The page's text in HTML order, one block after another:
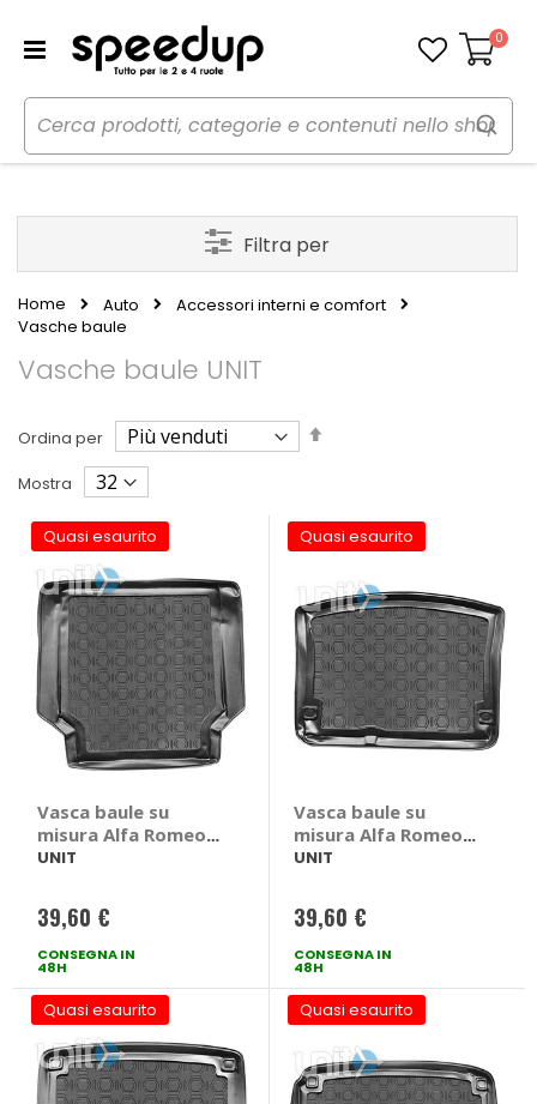
Carrello
0
Home Auto
Accessori interni e comfort
Vasche baule
Vasche baule UNIT
Ordina per
Imposta
Mostra
Quasi esaurito
Vasca baule su
misura Alfa Romeo
Giulia 2017> - UNIT
UNIT
39,60 €
CONSEGNA IN
48H
Quasi esaurito
Vasca baule su
misura Alfa Romeo
Giulietta 2010> -
UNIT
39,60 €
CONSEGNA IN
48H
Quasi esaurito Quasi esaurito
Filtra per